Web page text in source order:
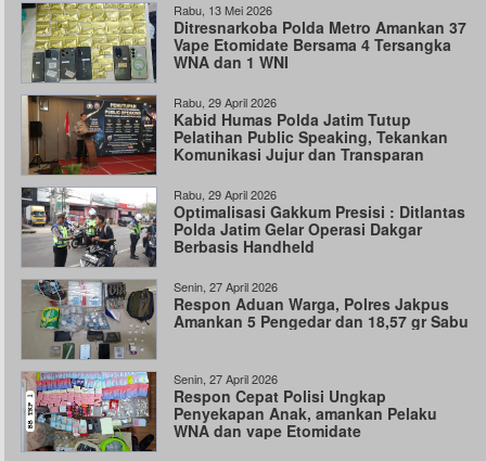
Rabu, 13 Mei 2026
Ditresnarkoba Polda Metro Amankan 37
Vape Etomidate Bersama 4 Tersangka
WNA dan 1 WNI
Rabu, 29 April 2026
Kabid Humas Polda Jatim Tutup
Pelatihan Public Speaking, Tekankan
Komunikasi Jujur dan Transparan
Rabu, 29 April 2026
Optimalisasi Gakkum Presisi : Ditlantas
Polda Jatim Gelar Operasi Dakgar
Berbasis Handheld
Senin, 27 April 2026
Respon Aduan Warga, Polres Jakpus
Amankan 5 Pengedar dan 18,57 gr Sabu
Senin, 27 April 2026
Respon Cepat Polisi Ungkap
Penyekapan Anak, amankan Pelaku
WNA dan vape Etomidate